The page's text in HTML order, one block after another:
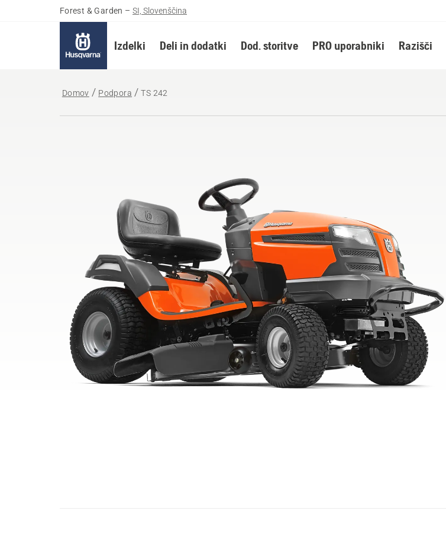
Forest & Garden – SI, Slovenščina
Izdelki Deli in dodatki Dod. storitve PRO uporabniki Razišči
Domov Podpora TS 242